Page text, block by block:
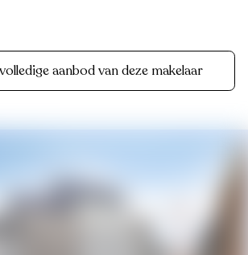
aanbod van deze makelaar